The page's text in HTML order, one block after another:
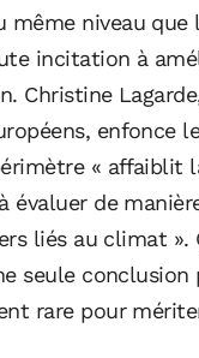
même niveau que
incitation à
Christine
enfonce
« affaiblit
évaluer de
liés au climat ».
seule conclusion
rare pour mériter